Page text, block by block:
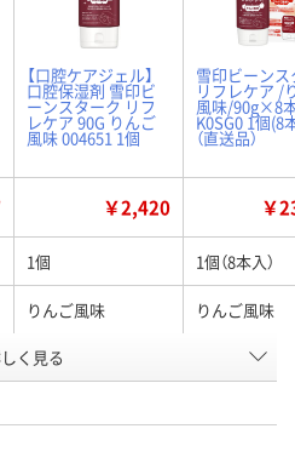
【口腔ケアジェル】
口腔保湿剤 雪印ビ
ーンスターク リフ
レケア 90G りんご
風味 004651 1個
雪印ビーン
リフレケア /
風味/90g×8
K0SG0 1個(8
（直送品）
￥2,420 ￥
1個 1個（8本入）
りんご風味 りんご風味
ジェル
EK19447 WPP2858
く見る